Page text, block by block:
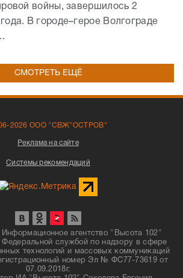
войны, завершилось 2
В городе–герое Волгограде
СМОТРЕТЬ ЕЩЁ
2026 ООО "СВЖ"ОСТРОВ"
Реклама на сайте
Системы рекомендаций
Информационное агентство "Высота 102"
Федеральной службой по надзору в сфере
технологий и массовых коммуникаций
номер Эл № ФС77-73619 от
07.09.2018г.